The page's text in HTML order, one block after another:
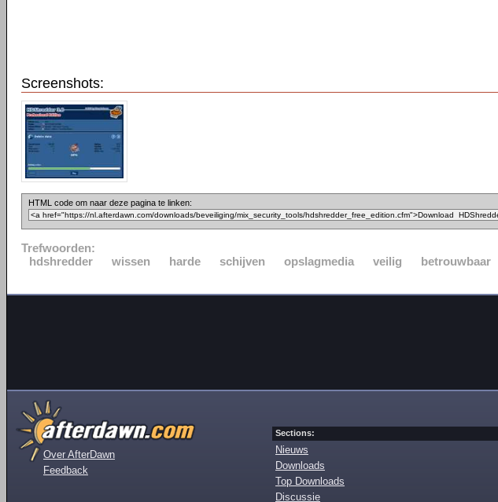
Screenshots:
HTML code om naar deze pagina te linken:
Trefwoorden:
hdshredder
wissen harde schijven opslagmedia veilig betrouwbaar
Over AfterDawn
Feedback
Sections:
Nieuws
Downloads
Top Downloads
Discussie